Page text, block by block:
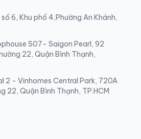
6, Khu phố 4,Phường An Khánh,
S07- Saigon Pearl, 92
22, Quận Bình Thạnh,
2 - Vinhomes Central Park, 720A
22, Quận Bình Thạnh, TP.HCM